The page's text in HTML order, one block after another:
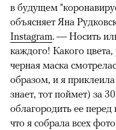
в будущем
объясняет Яна
Instagram. — Носить
каждого! Какого
черная маска
образом, и я
знает, тот поймет) за
облагородить ее
что я собрала всех